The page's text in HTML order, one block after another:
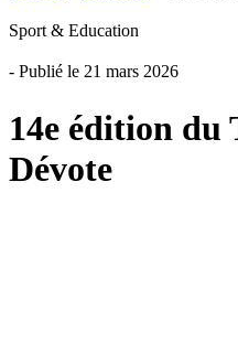
Sport & Education
- Publié le 21 mars 2026
14e édition du
Dévote